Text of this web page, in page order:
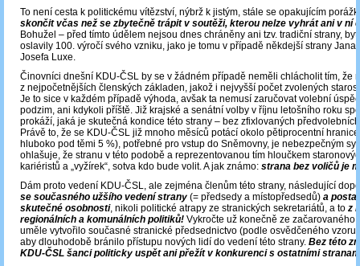
To není cesta k politickému vítězství, nýbrž k jistým, stále se opakujícím
skončit včas než se zbytečně trápit v soutěži, kterou nelze vyhrát ani v ní
Bohužel – před tímto údělem nejsou dnes chráněny ani tzv. tradiční strany,
oslavily 100. výročí svého vzniku, jako je tomu v případě někdejší strany Jana
Josefa Luxe.
Činovníci dnešní KDU-ČSL by se v žádném případě neměli chlácholit tím, že
z nejpočetnějších členských základen, jakož i nejvyšší počet zvolených
Je to sice v každém případě výhoda, avšak ta nemusí zaručovat volební
podzim, ani kdykoli příště. Již krajské a senátní volby v říjnu letošního roku
prokáží, jaká je skutečná kondice této strany – bez zfixlovaných
Právě to, že se KDU-ČSL již mnoho měsíců potácí okolo pětiprocentní
hluboko pod těmi 5 %), potřebné pro vstup do Sněmovny, je nebezpečným
ohlašuje, že stranu v této podobě a reprezentovanou tím hloučkem
kariéristů a „vyžírek“, sotva kdo bude volit. A jak známo: strana bez voličů je
Dám proto vedení KDU-ČSL, ale zejména členům této strany, následující
se současného užšího vedení strany (= předsedy a místopředsedů) a
skutečné osobnosti, nikoli politické atrapy ze stranických sekretariátů, a to z
regionálních a komunálních politiků! Vykročte už konečně ze začarovaného
uměle vytvořilo současné stranické předsednictvo (podle osvědčeného vzoru
aby dlouhodobě bránilo přístupu nových lidí do vedení této strany. Bez této
KDU-ČSL šanci politicky uspět ani přežít v konkurenci s ostatními